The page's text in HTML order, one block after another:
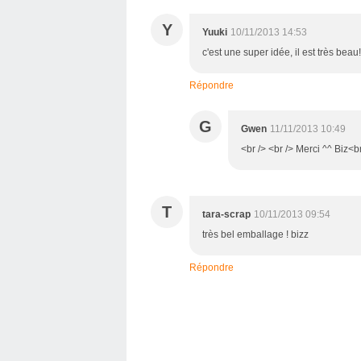
Y Yuuki 10/11/2013 14:53
c'est une super idée, il est très
Répondre
G Gwen 11/11/2013 10:49
<br /> <br /> Merci ^^
T tara-scrap 10/11/2013 09:54
très bel emballage ! bizz
Répondre